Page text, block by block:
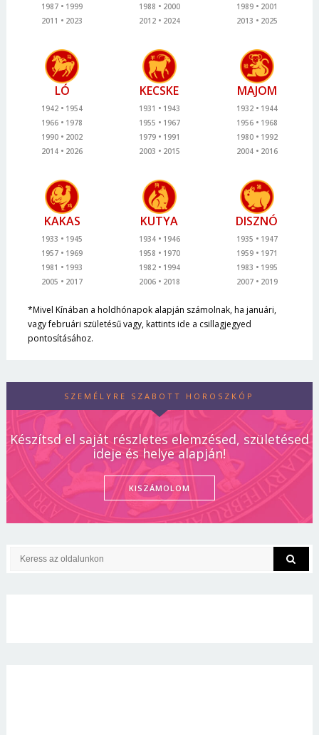
1987
1999
2011
2023
1988
2000
2012
2024
1989
2001
2013
2025
LÓ
1942
1954
1966
1978
1990
2002
2014
2026
KECSKE
1931
1943
1955
1967
1979
1991
2003
2015
MAJOM
1932
1944
1956
1968
1980
1992
2004
2016
KAKAS
1933
1945
1957
1969
1981
1993
2005
2017
KUTYA
1934
1946
1958
1970
1982
1994
2006
2018
DISZNÓ
1935
1947
1959
1971
1983
1995
2007
2019
*Mivel Kínában a holdhónapok alapján számolnak, ha januári,
vagy februári születésű vagy, kattints ide a csillagjegyed
pontosításához.
SZEMÉLYRE SZABOTT HOROSZKÓP
Készítsd el saját részletes elemzésed, születésed
ideje és helye alapján!
KISZÁMOLOM